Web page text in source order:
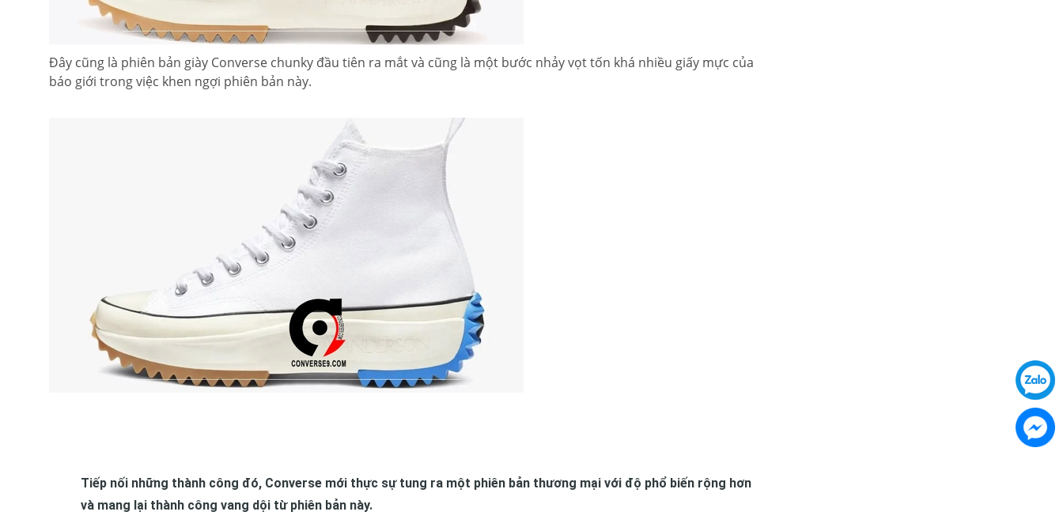
Đây cũng là phiên bản giày Converse chunky đầu tiên ra mắt và cũng là một bước nhảy vọt tốn khá nhiều giấy mực của
báo giới trong việc khen ngợi phiên bản này.
Tiếp nối những thành công đó, Converse mới thực sự tung ra một phiên bản thương mại với độ phổ biến rộng hơn
và mang lại thành công vang dội từ phiên bản này.